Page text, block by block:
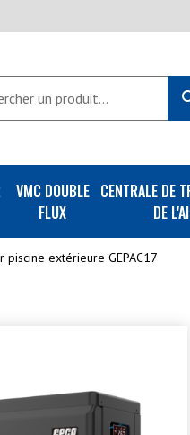
VMC DOUBLE
FLUX
CENTRALE DE
DE
extérieure GEPAC17